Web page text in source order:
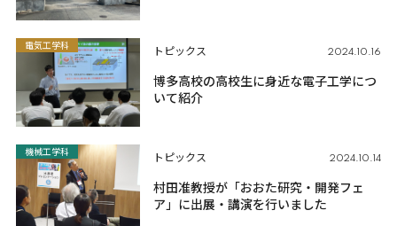
電気工学科 トピックス 2024.10.16
博多高校の高校生に身近な電子工学につ
いて紹介
機械工学科 トピックス 2024.10.14
村田准教授が「おおた研究・開発フェ
ア」に出展・講演を行いました